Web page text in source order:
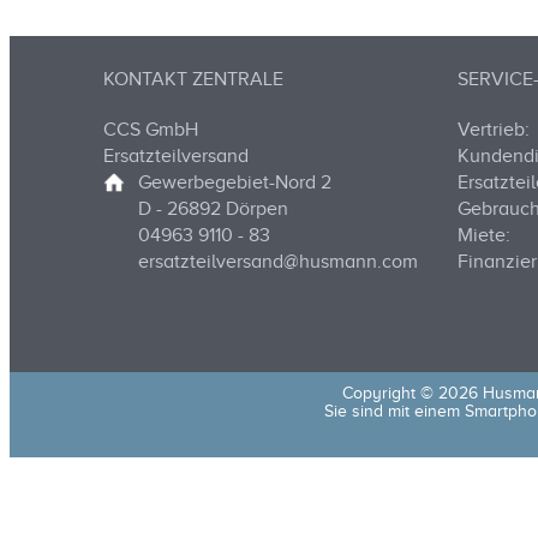
KONTAKT ZENTRALE
CCS GmbH
Ersatzteilversand
Gewerbegebiet-Nord 2
D - 26892 Dörpen
04963 9110 - 83
ersatzteilversand@husmann.com
Vertrieb:
Miete:
Copyright © 2026
Sie sind mit einem